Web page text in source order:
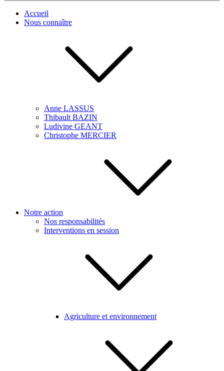
Accueil
Nous connaître
Anne LASSUS
Thibault BAZIN
Ludivine GEANT
Christophe MERCIER
Notre action
Nos responsabilités
Interventions en session
Agriculture et environnement